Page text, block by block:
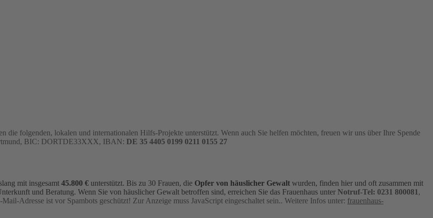
die folgenden, lokalen und internationalen Hilfs-Projekte unterstützt. Wenn auch Sie helfen möchten, freuen wir uns über Ihre Spende
BIC: DORTDE33XXX, IBAN: DE 35 4405 0199 0211 0155 27
mit insgesamt 45.800 € unterstützt. Bis zu 30 Frauen, die Opfer von häuslicher Gewalt wurden, finden hier und oft zusammen mit
und Beratung. Wenn Sie von häuslicher Gewalt betroffen sind, erreichen Sie das Frauenhaus unter Notruf-Tel: 0231 800081 ,
Mail-Adresse ist vor Spambots geschützt! Zur Anzeige muss JavaScript eingeschaltet sein.. Weitere Infos unter: frauenhaus-